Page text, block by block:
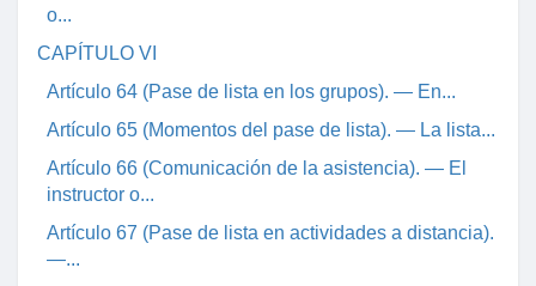
o...
CAPÍTULO VI
Artículo 64 (Pase de lista en los grupos). — En...
Artículo 65 (Momentos del pase de lista). — La lista...
Artículo 66 (Comunicación de la asistencia). — El
instructor o...
Artículo 67 (Pase de lista en actividades a distancia).
—...